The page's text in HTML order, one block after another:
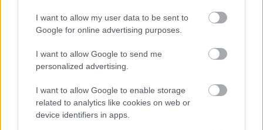
I want to allow my user data to be sent to
Google for online advertising purposes.
I want to allow Google to send me
personalized advertising.
I want to allow Google to enable storage
related to analytics like cookies on web or
device identifiers in apps.
[Frissítve: 2010. július 9. 16:44]Figyelem, értelmes és
hasznos poszt következik, nem az egysejtűeknek
való. Pontosabban ajánlom az ő figyelmükbe is,
mert ha képesek megjegyezni ezt a néhány dolgot,
baj esetén akár életet is menthetnek vele. Doki
összefoglalóját különösen…
Hazáig követett, a kutyám riasztotta